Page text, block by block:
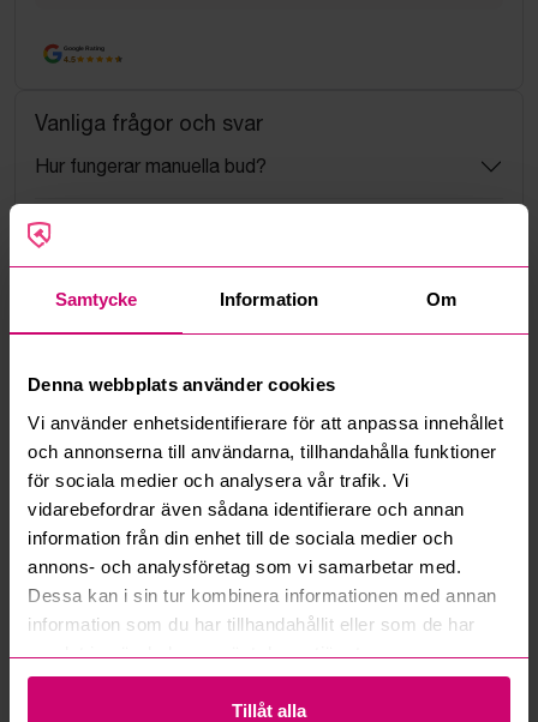
Samtycke Information Om
Denna webbplats använder cookies
Vi använder enhetsidentifierare för att anpassa innehållet
och annonserna till användarna, tillhandahålla funktioner
för sociala medier och analysera vår trafik. Vi
vidarebefordrar även sådana identifierare och annan
information från din enhet till de sociala medier och
annons- och analysföretag som vi samarbetar med.
Dessa kan i sin tur kombinera informationen med annan
information som du har tillhandahållit eller som de har
samlat in när du har använt deras tjänster.
Tillåt alla
Google Rating
4.5
Vanliga frågor och svar
Hur fungerar manuella bud?
Vad innebär serviceavgift?
Vad är ett reservationspris?
Hur fungerar budmotorn?
Kan jag ångra ett bud?
Kan ni frakta mina vunna objekt?
Läs fler frågor och svar
Mer från samma kategori